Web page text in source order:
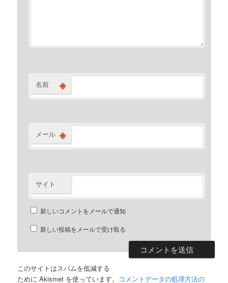
名前 ※
メール ※
サイト
新しいコメントをメールで通知
新しい投稿をメールで受け取る
このサイトはスパムを低減する
ために Akismet を使っています。 コメントデータの処理方法の